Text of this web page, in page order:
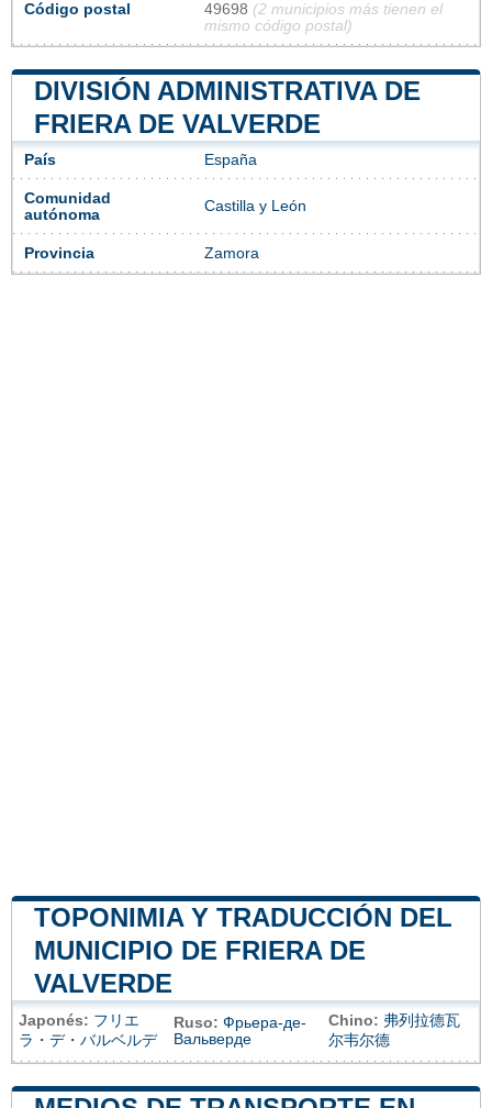
Código postal 49698 (2 municipios más tienen el
mismo código postal)
DIVISIÓN ADMINISTRATIVA DE
FRIERA DE VALVERDE
País España
Comunidad
autónoma
Castilla y León
Provincia Zamora
TOPONIMIA Y TRADUCCIÓN DEL
MUNICIPIO DE FRIERA DE
VALVERDE
Japonés: フリエ
ラ・デ・バルベルデ
Ruso: Фрьера-де-
Вальверде
Chino: 弗列拉德瓦
尔韦尔德